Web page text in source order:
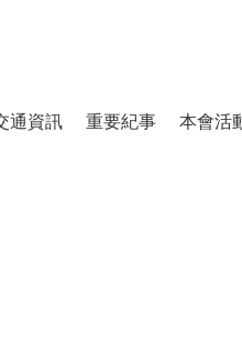
通資訊 重要紀事 本會活